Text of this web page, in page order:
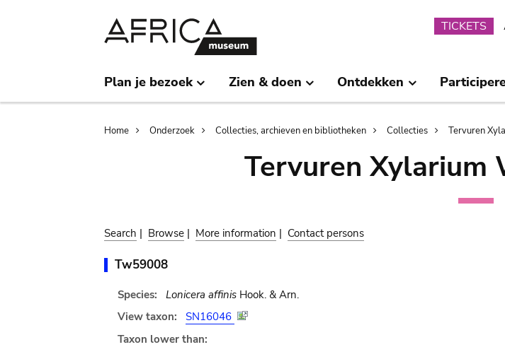
TICKETS
Plan je bezoek Zien & doen Ontdekken
Breadcrumb
Home Onderzoek Collecties, archieven en bibliotheken Collecties Tervuren
Tervuren Xylarium
Search | Browse | More information | Contact persons
Tw59008
Species: Lonicera affinisHook. & Arn.
View taxon:
SN16046
Taxon lower than: